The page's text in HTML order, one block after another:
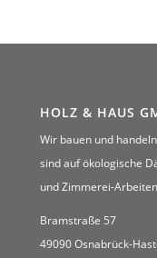
HOLZ & HAUS
Wir bauen und
sind auf ökologische
und Zimmerei-
Bramstraße 57
49090 Osnabrück-